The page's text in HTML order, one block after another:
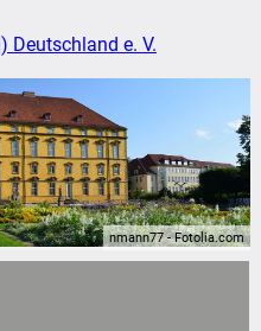
nmann77 - Fotolia.com